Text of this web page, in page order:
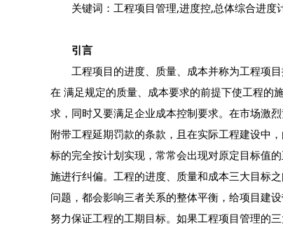
关键词：工程项目管理,进度控,总体综合进度
引言
工程项目的进度、质量、成本并称为工程项目
在 满足规定的质量、成本要求的前提下使工程的
求，同时又要满足企业成本控制要求。在市场激
附带工程延期罚款的条款，且在实际工程建设中
标的完全按计划实现，常常会出现对原定目标值
施进行纠偏。工程的进度、质量和成本三大目标
问题，都会影响三者关系的整体平衡，给项目建
努力保证工程的工期目标。如果工程项目管理的